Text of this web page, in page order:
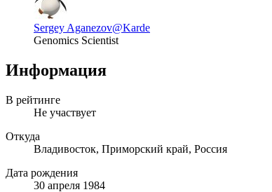
Sergey Aganezov@Karde
Genomics Scientist
Информация
В рейтинге
Не участвует
Откуда
Владивосток, Приморский край, Россия
Дата рождения
30 апреля 1984